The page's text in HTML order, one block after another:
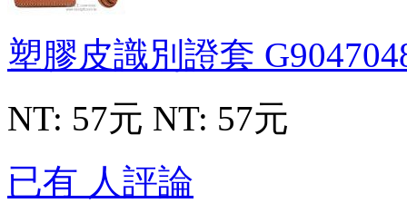
塑膠皮識別證套
NT: 57元 NT: 57元
已有 人評論